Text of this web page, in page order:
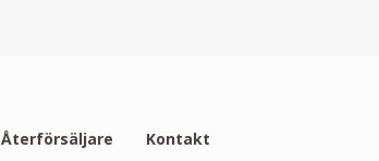
Återförsäljare Kontakt